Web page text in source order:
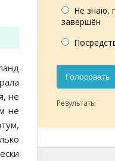
не
не
Не знаю,
завершён
Голосовать
Результаты